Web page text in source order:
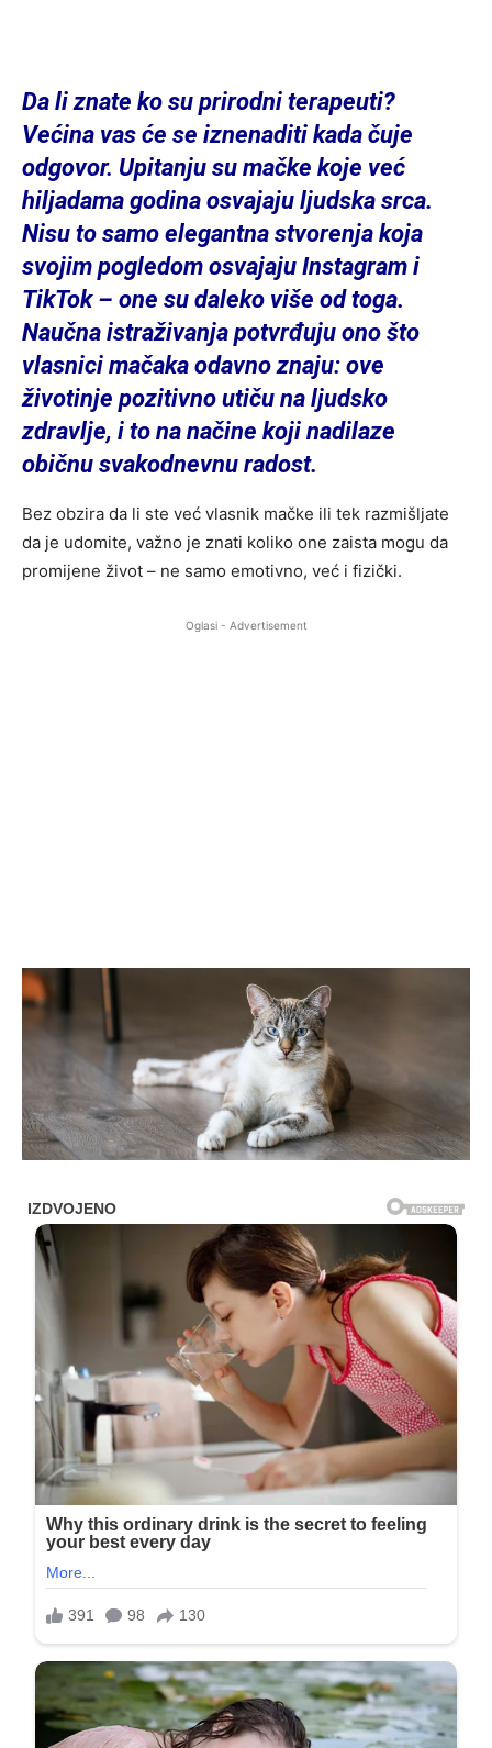
Da li znate ko su prirodni terapeuti?
Većina vas će se iznenaditi kada čuje
odgovor. Upitanju su mačke koje već
hiljadama godina osvajaju ljudska srca.
Nisu to samo elegantna stvorenja koja
svojim pogledom osvajaju Instagram i
TikTok – one su daleko više od toga.
Naučna istraživanja potvrđuju ono što
vlasnici mačaka odavno znaju: ove
životinje pozitivno utiču na ljudsko
zdravlje, i to na načine koji nadilaze
običnu svakodnevnu radost.
Bez obzira da li ste već vlasnik mačke ili tek razmišljate
da je udomite, važno je znati koliko one zaista mogu da
promijene život – ne samo emotivno, već i fizički.
Oglasi - Advertisement